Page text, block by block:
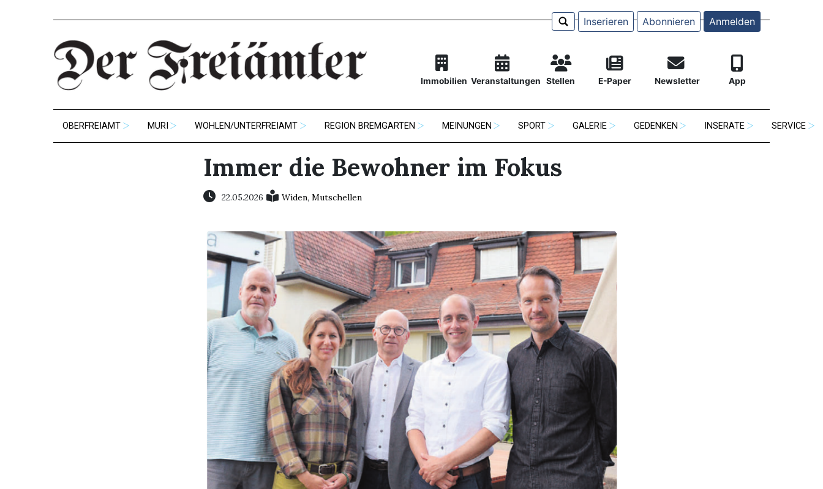
Inserieren Abonnieren Anmelden
Immobilien Veranstaltungen Stellen E-Paper Newsletter App
OBERFREIAMT MURI WOHLEN/UNTERFREIAMT REGION BREMGARTEN MEINUNGEN SPORT GALERIE GEDENKEN INSERATE SERVICE
Immer die Bewohner im Fokus
22.05.2026 Widen, Mutschellen